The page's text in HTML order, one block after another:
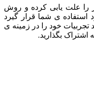
را علت یابی کرده و روش
استفاده ی شما قرار گیرد
تجربیات خود را در زمینه ی
بگذارید.